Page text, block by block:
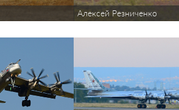
Алексей Резниченко